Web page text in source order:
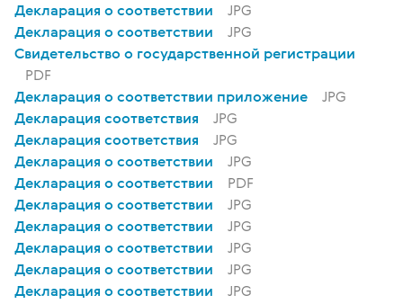
Декларация о соответствии
JPG
Декларация о соответствии
JPG
Свидетельство о государственной регистрации
PDF
Декларация о соответствии приложение
JPG
Декларация соответствия
JPG
Декларация соответствия
JPG
Декларация о соответствии
JPG
Декларация о соответствии
PDF
Декларация о соответствии
JPG
Декларация о соответствии
JPG
Декларация о соответствии
JPG
Декларация о соответствии
JPG
Декларация о соответствии
JPG